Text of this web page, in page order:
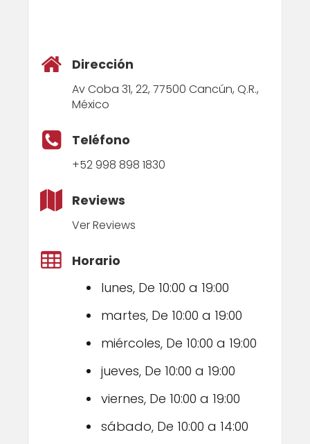
Dirección
Av Coba 31, 22, 77500 Cancún, Q.R.,
México
Teléfono
+52 998 898 1830
Reviews
Ver Reviews
Horario
lunes, De 10:00 a 19:00
martes, De 10:00 a 19:00
miércoles, De 10:00 a 19:00
jueves, De 10:00 a 19:00
viernes, De 10:00 a 19:00
sábado, De 10:00 a 14:00